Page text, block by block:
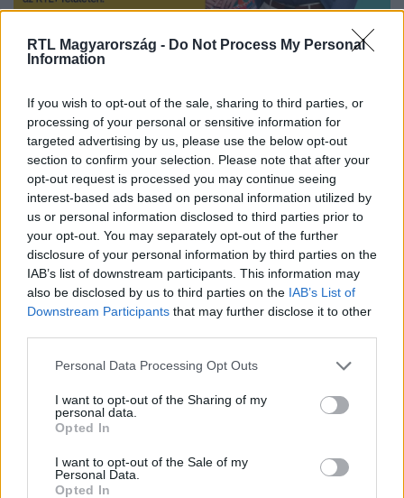
RTL Magyarország - Do Not Process My Personal
Information
If you wish to opt-out of the sale, sharing to third parties, or
processing of your personal or sensitive information for
targeted advertising by us, please use the below opt-out
section to confirm your selection. Please note that after your
opt-out request is processed you may continue seeing
interest-based ads based on personal information utilized by
us or personal information disclosed to third parties prior to
your opt-out. You may separately opt-out of the further
disclosure of your personal information by third parties on the
IAB’s list of downstream participants. This information may
also be disclosed by us to third parties on the IAB’s List of
Downstream Participants that may further disclose it to other
Please note that this website/app uses one or more Google
not limited to your visit or usage behaviour. You may click to
grant or deny consent to Google and its third-party tags to
use your data for below specified purposes in below Google
consent section.
Personal Data Processing Opt Outs
I want to opt-out of the Sharing of my
personal data.
Opted In
I want to opt-out of the Sale of my
Personal Data.
Opted In
Nézd vissza a Híradó adásait az RTL+ felületén!
Itt állítsd be, hogy az RTL.hu az elsők között
legyen a Google-találatokban!
Kövess minket, és értesülj a friss hírekről a
Facebookon is!